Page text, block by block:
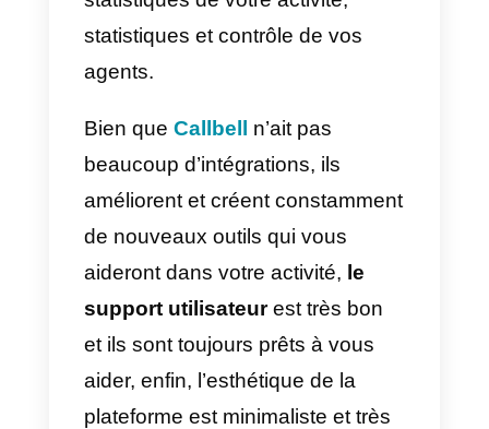
Chaque outil présente des
avantages et des inconvénients,
même s’il s’agit d’une application
très populaire. Il a des
caractéristiques uniques et
manque de certaines
fonctionnalités pour améliorer
l’environnement commercial sur
plan interne. Nous vous